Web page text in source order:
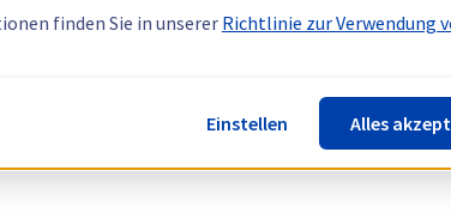
finden Sie in unserer Richtlinie zur Verwendung
Einstellen Alles